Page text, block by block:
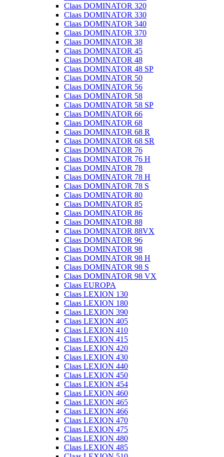
Claas DOMINATOR 320
Claas DOMINATOR 330
Claas DOMINATOR 340
Claas DOMINATOR 370
Claas DOMINATOR 38
Claas DOMINATOR 45
Claas DOMINATOR 48
Claas DOMINATOR 48 SP
Claas DOMINATOR 50
Claas DOMINATOR 56
Claas DOMINATOR 58
Claas DOMINATOR 58 SP
Claas DOMINATOR 66
Claas DOMINATOR 68
Claas DOMINATOR 68 R
Claas DOMINATOR 68 SR
Claas DOMINATOR 76
Claas DOMINATOR 76 H
Claas DOMINATOR 78
Claas DOMINATOR 78 H
Claas DOMINATOR 78 S
Claas DOMINATOR 80
Claas DOMINATOR 85
Claas DOMINATOR 86
Claas DOMINATOR 88
Claas DOMINATOR 88VX
Claas DOMINATOR 96
Claas DOMINATOR 98
Claas DOMINATOR 98 H
Claas DOMINATOR 98 S
Claas DOMINATOR 98 VX
Claas EUROPA
Claas LEXION 130
Claas LEXION 180
Claas LEXION 390
Claas LEXION 405
Claas LEXION 410
Claas LEXION 415
Claas LEXION 420
Claas LEXION 430
Claas LEXION 440
Claas LEXION 450
Claas LEXION 454
Claas LEXION 460
Claas LEXION 465
Claas LEXION 466
Claas LEXION 470
Claas LEXION 475
Claas LEXION 480
Claas LEXION 485